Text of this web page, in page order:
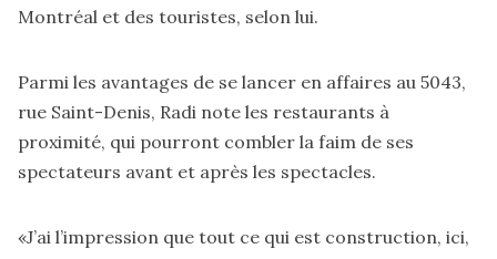
Montréal et des touristes, selon lui.
Parmi les avantages de se lancer en affaires au 5043,
rue Saint-Denis, Radi note les restaurants à
proximité, qui pourront combler la faim de ses
spectateurs avant et après les spectacles.
«J’ai l’impression que tout ce qui est construction, ici,